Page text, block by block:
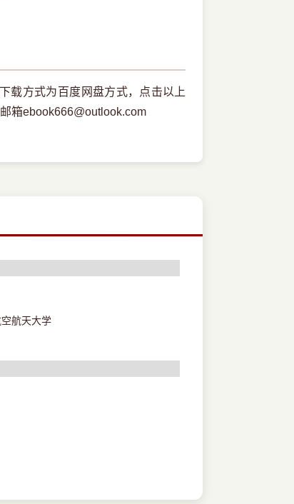
载方式为百度网盘方式，点击以上
箱ebook666@outlook.com
航天大学